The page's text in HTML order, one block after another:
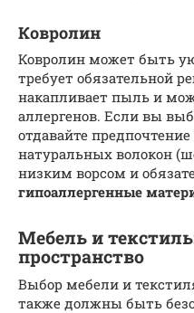
Ковролин
Ковролин может быть
требует обязательной
накапливает пыль и
аллергенов. Если вы
отдавайте
натуральных волокон
низким ворсом и
гипоаллергенные
Мебель и
пространство
Выбор мебели и
также должны быть